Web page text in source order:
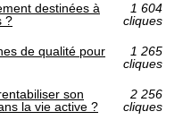
destinées à
?
1 604
cliques
de qualité pour
1 265
cliques
son
la vie active ?
2 256
cliques